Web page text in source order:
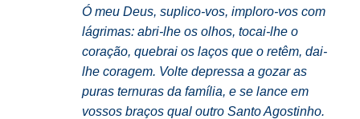
Ó meu Deus, suplico-vos, imploro-vos com
lágrimas: abri-lhe os olhos, tocai-lhe o
coração, quebrai os laços que o retêm, dai-
lhe coragem. Volte depressa a gozar as
puras ternuras da família, e se lance em
vossos braços qual outro Santo Agostinho.